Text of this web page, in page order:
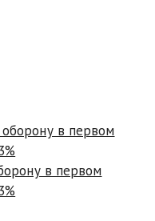
в первом